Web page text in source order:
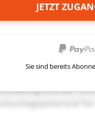
JETZT
Sie sind bereits